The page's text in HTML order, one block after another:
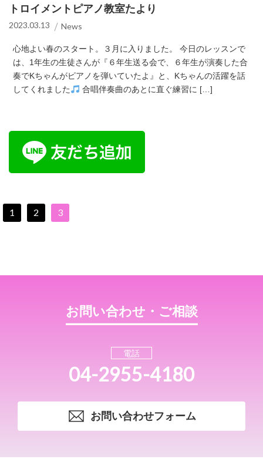
トロイメントピアノ教室たより
2023.03.13 News
心地よい春のスタート。３月に入りました。 今日のレッスンで
は、1年生の生徒さんが『６年生送る会で、６年生が演奏した合
奏でKちゃんがピアノを弾いていたよ』と、Kちゃんの活躍を話
してくれました
合唱伴奏曲のあとに直ぐ練習に […]
1 2 3
お問い合わせ・ご相談
電話
04-2955-4180
お問い合わせフォーム